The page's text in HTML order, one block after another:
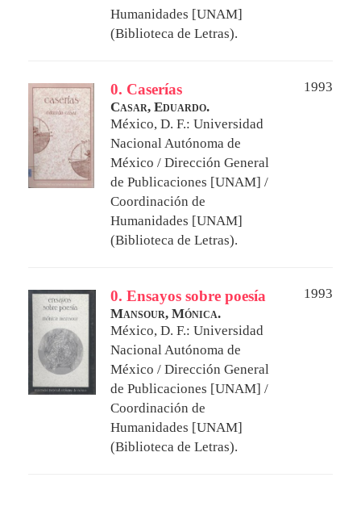
Humanidades [UNAM]
(Biblioteca de Letras).
0. Caserías
1993
Casar, Eduardo.
México, D. F.: Universidad
Nacional Autónoma de
México / Dirección General
de Publicaciones [UNAM] /
Coordinación de
Humanidades [UNAM]
(Biblioteca de Letras).
0. Ensayos sobre poesía
1993
Mansour, Mónica.
México, D. F.: Universidad
Nacional Autónoma de
México / Dirección General
de Publicaciones [UNAM] /
Coordinación de
Humanidades [UNAM]
(Biblioteca de Letras).